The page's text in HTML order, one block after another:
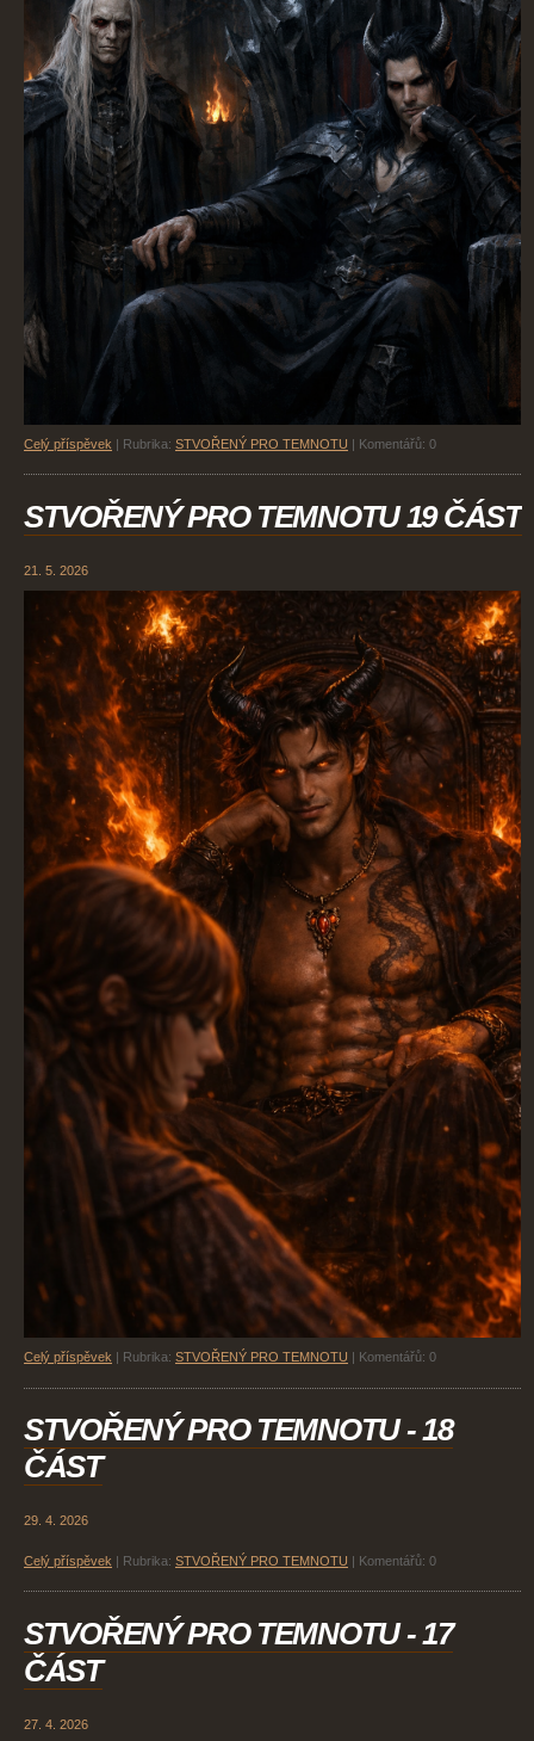
Celý příspěvek Rubrika: STVOŘENÝ PRO TEMNOTU Komentářů: 0
STVOŘENÝ PRO TEMNOTU 19 ČÁST
21. 5. 2026
Celý příspěvek | Rubrika: STVOŘENÝ PRO TEMNOTU | Komentářů: 0
STVOŘENÝ PRO TEMNOTU - 18
ČÁST
29. 4. 2026
Celý příspěvek | Rubrika: STVOŘENÝ PRO TEMNOTU | Komentářů: 0
STVOŘENÝ PRO TEMNOTU - 17
ČÁST
27. 4. 2026